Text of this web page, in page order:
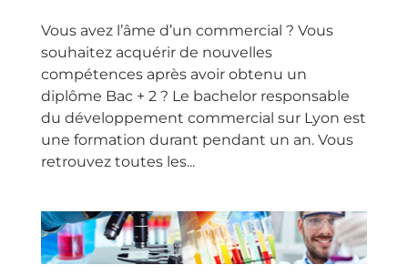
Vous avez l’âme d’un commercial ? Vous
souhaitez acquérir de nouvelles
compétences après avoir obtenu un
diplôme Bac + 2 ? Le bachelor responsable
du développement commercial sur Lyon est
une formation durant pendant un an. Vous
retrouvez toutes les...